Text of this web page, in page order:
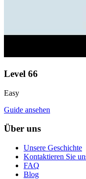
Level 66
Easy
Guide ansehen
Über uns
Unsere Geschichte
Kontaktieren Sie
FAQ
Blog